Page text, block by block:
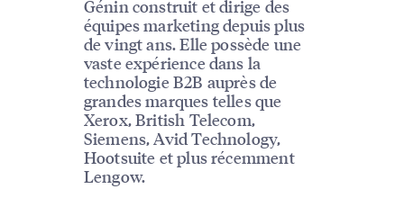
Génin construit et dirige des
équipes marketing depuis plus
de vingt ans. Elle possède une
vaste expérience dans la
technologie B2B auprès de
grandes marques telles que
Xerox, British Telecom,
Siemens, Avid Technology,
Hootsuite et plus récemment
Lengow.